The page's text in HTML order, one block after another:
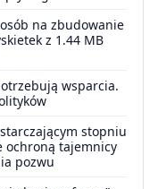
na zbudowanie
z 1.44 MB
wsparcia.
stopniu
ochroną tajemnicy
pozwu